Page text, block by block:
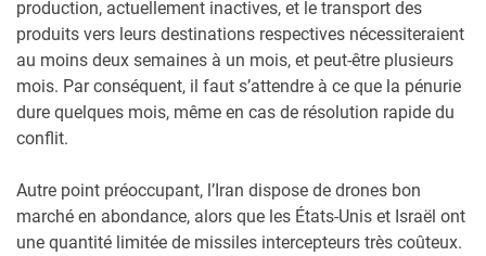
production, actuellement inactives, et le transport des
produits vers leurs destinations respectives nécessiteraient
au moins deux semaines à un mois, et peut-être plusieurs
mois. Par conséquent, il faut s’attendre à ce que la pénurie
dure quelques mois, même en cas de résolution rapide du
conflit.
Autre point préoccupant, l’Iran dispose de drones bon
marché en abondance, alors que les États-Unis et Israël ont
une quantité limitée de missiles intercepteurs très coûteux.